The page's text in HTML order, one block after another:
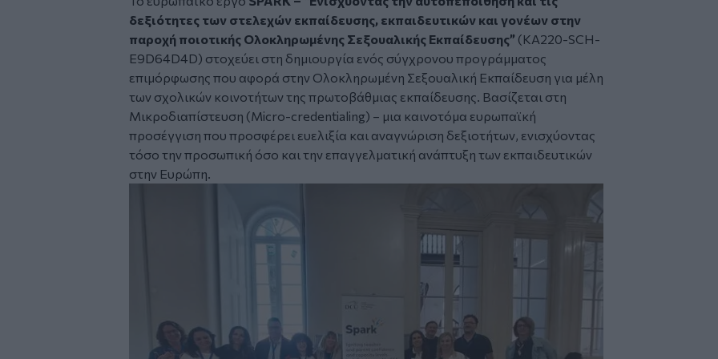
δεξιότητες των στελεχών εκπαίδευσης, εκπαιδευτικών και γονέων στην
παροχή ποιοτικής Ολοκληρωμένης Σεξουαλικής Εκπαίδευσης” (KA220-SCH-
E9D64D4D) στοχεύει στη δημιουργία ενός σύγχρονου προγράμματος
επιμόρφωσης που αφορά στην Ολοκληρωμένη Σεξουαλική Εκπαίδευση για μέλη
των σχολικών κοινοτήτων της πρωτοβάθμιας εκπαίδευσης. Βασίζεται στη
Μικροδιαπίστευση (Micro-credentialing) – μια καινοτόμα ευρωπαϊκή
προσέγγιση που προσφέρει ευελιξία και αναγνώριση δεξιοτήτων, ενισχύοντας
τόσο την προσωπική όσο και την επαγγελματική ανάπτυξη των εκπαιδευτικών
στην Ευρώπη.